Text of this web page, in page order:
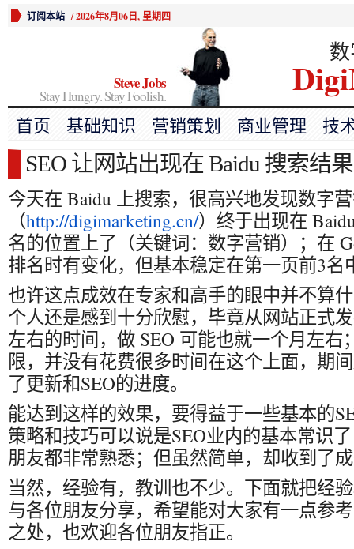
订阅本站 /2026年8月06日, 星期四
Steve Jobs
Stay Hungry. Stay Foolish.
首页 基础知识 营销策划 商业管理 技
SEO 让网站出现在 Baidu 搜索结
今天在 Baidu 上搜索，很高兴地发现数字
（http://digimarketing.cn/）终于出现在
名的位置上了（关键词：数字营销）；在
排名时有变化，但基本稳定在第一页前3名
也许这点成效在专家和高手的眼中并不算
个人还是感到十分欣慰，毕竟从网站正式
左右的时间，做 SEO 可能也就一个月左右
限，并没有花费很多时间在这个上面，期
了更新和SEO的进度。
能达到这样的效果，要得益于一些基本的
策略和技巧可以说是SEO业内的基本常识
朋友都非常熟悉；但虽然简单，却收到了
当然，经验有，教训也不少。下面就把经
与各位朋友分享，希望能对大家有一点参
之处，也欢迎各位朋友指正。